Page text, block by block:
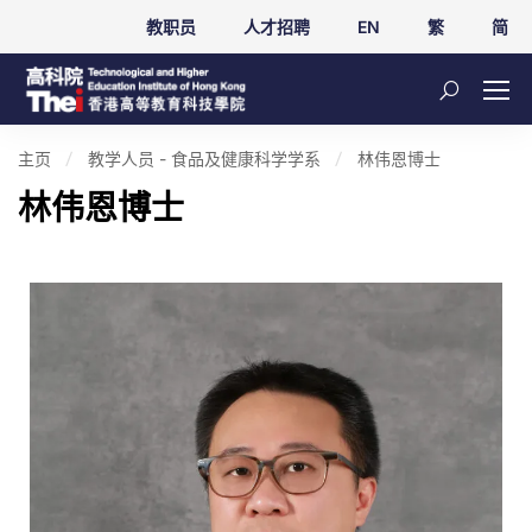
教职员 人才招聘 EN 繁 简
主页 教学人员 - 食品及健康科学学系 林伟恩博士
林伟恩博士